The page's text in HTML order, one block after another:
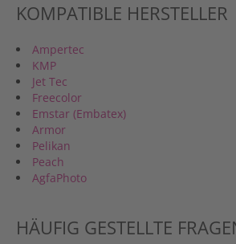
KOMPATIBLE HERSTELLER
Ampertec
KMP
Jet Tec
Freecolor
Emstar (Embatex)
Armor
Pelikan
Peach
AgfaPhoto
HÄUFIG GESTELLTE